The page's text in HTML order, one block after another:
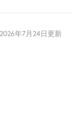
2026年7月24日更新